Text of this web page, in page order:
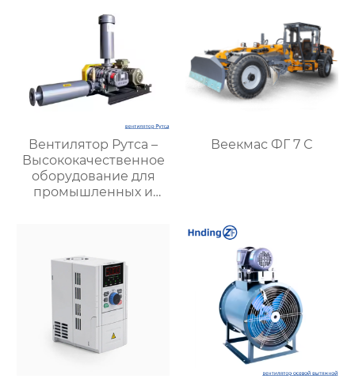
Вентилятор Рутса –
Высококачественное
оборудование для
промышленных и
Веекмас ФГ 7 С